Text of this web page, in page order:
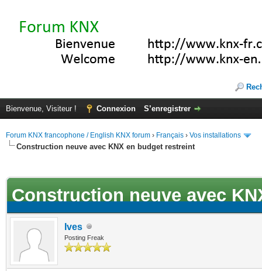
Bienvenue, Visiteur ! Connexion S’enregistrer
Forum KNX francophone / English KNX forum › Français › Vos installations
Construction neuve avec KNX en budget restreint
Construction neuve avec
Ives
Posting Freak